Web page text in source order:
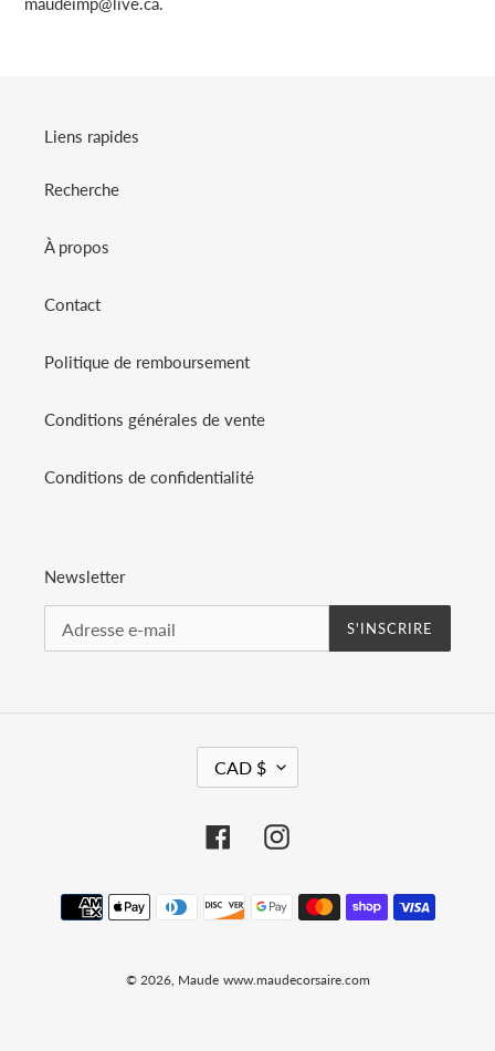
Liens rapides
Recherche
À propos
Contact
Politique de remboursement
Conditions générales de vente
Conditions de confidentialité
Newsletter
S'INSCRIRE
S
CAD $
FacebookInstagram
Moyens
de
© 2026, Maude www.maudecorsaire.com